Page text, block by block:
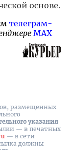
основе.
телеграм-
MAX
размещенных
указания
— в печатных
— в сети
должны